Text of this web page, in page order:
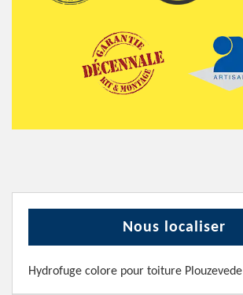
Nous localiser
Hydrofuge colore pour toiture Plouzevede